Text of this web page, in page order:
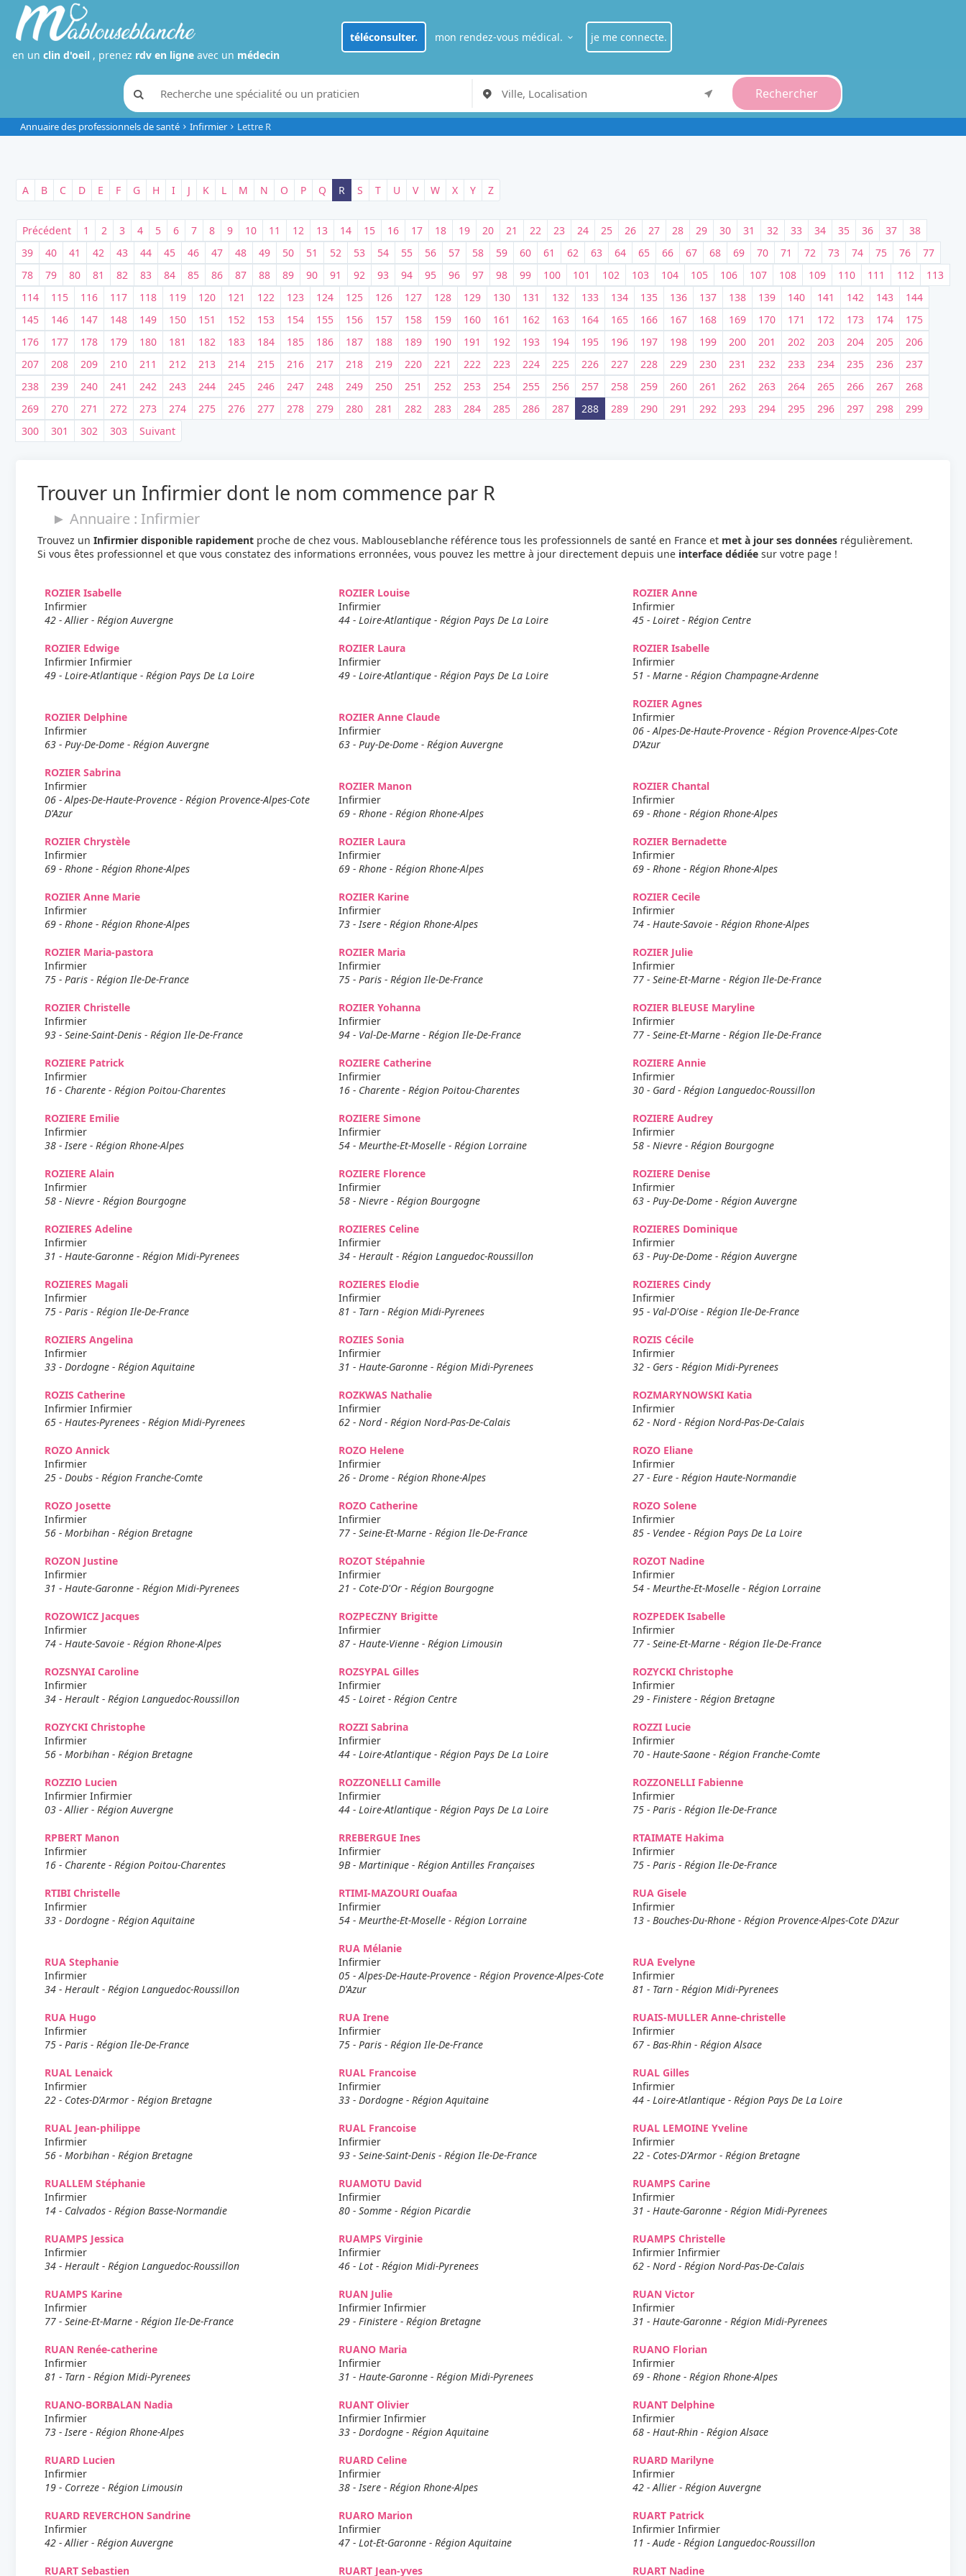
téléconsulter. mon rendez-vous médical. je me connecte.
en un clin d'oeil , prenez rdv en ligneavec un médecin
Rechercher
Annuaire des professionnels de santé Infirmier Lettre R
A B C D E F G H I J K L M N O P Q R S T U V W X Y Z
Précédent 1 2 3 4 5 6 7 8 9 10 11 12 13 14 15 16 17 18 19 20 21 22 23 24 25 26 27 28 29 30 31 32 33 34 35 36 37
38
39
40 41 42 43 44 45 46 47 48 49 50 51 52 53 54 55 56 57 58 59 60 61 62 63 64 65 66 67 68 69 70 71 72 73 74 75 76
77
78
79 80 81 82 83 84 85 86 87 88 89 90 91 92 93 94 95 96 97 98 99 100 101 102 103 104 105 106 107 108 109 110 111 112
113
114
115 116 117 118 119 120 121 122 123 124 125 126 127 128 129 130 131 132 133 134 135 136 137 138 139 140 141 142 143
144
145
146 147 148 149 150 151 152 153 154 155 156 157 158 159 160 161 162 163 164 165 166 167 168 169 170 171 172 173 174
175
176
177 178 179 180 181 182 183 184 185 186 187 188 189 190 191 192 193 194 195 196 197 198 199 200 201 202 203 204 205
206
207
208 209 210 211 212 213 214 215 216 217 218 219 220 221 222 223 224 225 226 227 228 229 230 231 232 233 234 235 236
237
238
239 240 241 242 243 244 245 246 247 248 249 250 251 252 253 254 255 256 257 258 259 260 261 262 263 264 265 266 267
268
269
270 271 272 273 274 275 276 277 278 279 280 281 282 283 284 285 286 287 288 289 290 291 292 293 294 295 296 297 298
299
300
301 302 303 Suivant
Trouver un Infirmier dont le nom commence par R
► Annuaire : Infirmier
Trouvez un Infirmier disponible rapidementproche de chez vous. Mablouseblanche référence tous les professionnels de santé en France et met à jour ses donnéesrégulièrement.
Si vous êtes professionnel et que vous constatez des informations erronnées, vous pouvez les mettre à jour directement depuis une interface dédiéesur votre page !
ROZIER Isabelle
Infirmier
42 - Allier - Région Auvergne
ROZIER Louise
Infirmier
44 - Loire-Atlantique - Région Pays De La Loire
ROZIER Anne
Infirmier
45 - Loiret - Région Centre
ROZIER Edwige
Infirmier Infirmier
49 - Loire-Atlantique - Région Pays De La Loire
ROZIER Laura
Infirmier
49 - Loire-Atlantique - Région Pays De La Loire
ROZIER Isabelle
Infirmier
51 - Marne - Région Champagne-Ardenne
ROZIER Delphine
Infirmier
63 - Puy-De-Dome - Région Auvergne
ROZIER Anne Claude
Infirmier
63 - Puy-De-Dome - Région Auvergne
ROZIER Agnes
Infirmier
06 - Alpes-De-Haute-Provence - Région Provence-Alpes-Cote
D'Azur
ROZIER Sabrina
Infirmier
06 - Alpes-De-Haute-Provence - Région Provence-Alpes-Cote
D'Azur
ROZIER Manon
Infirmier
69 - Rhone - Région Rhone-Alpes
ROZIER Chantal
Infirmier
69 - Rhone - Région Rhone-Alpes
ROZIER Chrystèle
Infirmier
69 - Rhone - Région Rhone-Alpes
ROZIER Laura
Infirmier
69 - Rhone - Région Rhone-Alpes
ROZIER Bernadette
Infirmier
69 - Rhone - Région Rhone-Alpes
ROZIER Anne Marie
Infirmier
69 - Rhone - Région Rhone-Alpes
ROZIER Karine
Infirmier
73 - Isere - Région Rhone-Alpes
ROZIER Cecile
Infirmier
74 - Haute-Savoie - Région Rhone-Alpes
ROZIER Maria-pastora
Infirmier
75 - Paris - Région Ile-De-France
ROZIER Maria
Infirmier
75 - Paris - Région Ile-De-France
ROZIER Julie
Infirmier
77 - Seine-Et-Marne - Région Ile-De-France
ROZIER Christelle
Infirmier
93 - Seine-Saint-Denis - Région Ile-De-France
ROZIER Yohanna
Infirmier
94 - Val-De-Marne - Région Ile-De-France
ROZIER BLEUSE Maryline
Infirmier
77 - Seine-Et-Marne - Région Ile-De-France
ROZIERE Patrick
Infirmier
16 - Charente - Région Poitou-Charentes
ROZIERE Catherine
Infirmier
16 - Charente - Région Poitou-Charentes
ROZIERE Annie
Infirmier
30 - Gard - Région Languedoc-Roussillon
ROZIERE Emilie
Infirmier
38 - Isere - Région Rhone-Alpes
ROZIERE Simone
Infirmier
54 - Meurthe-Et-Moselle - Région Lorraine
ROZIERE Audrey
Infirmier
58 - Nievre - Région Bourgogne
ROZIERE Alain
Infirmier
58 - Nievre - Région Bourgogne
ROZIERE Florence
Infirmier
58 - Nievre - Région Bourgogne
ROZIERE Denise
Infirmier
63 - Puy-De-Dome - Région Auvergne
ROZIERES Adeline
Infirmier
31 - Haute-Garonne - Région Midi-Pyrenees
ROZIERES Celine
Infirmier
34 - Herault - Région Languedoc-Roussillon
ROZIERES Dominique
Infirmier
63 - Puy-De-Dome - Région Auvergne
ROZIERES Magali
Infirmier
75 - Paris - Région Ile-De-France
ROZIERES Elodie
Infirmier
81 - Tarn - Région Midi-Pyrenees
ROZIERES Cindy
Infirmier
95 - Val-D'Oise - Région Ile-De-France
ROZIERS Angelina
Infirmier
33 - Dordogne - Région Aquitaine
ROZIES Sonia
Infirmier
31 - Haute-Garonne - Région Midi-Pyrenees
ROZIS Cécile
Infirmier
32 - Gers - Région Midi-Pyrenees
ROZIS Catherine
Infirmier Infirmier
65 - Hautes-Pyrenees - Région Midi-Pyrenees
ROZKWAS Nathalie
Infirmier
62 - Nord - Région Nord-Pas-De-Calais
ROZMARYNOWSKI Katia
Infirmier
62 - Nord - Région Nord-Pas-De-Calais
ROZO Annick
Infirmier
25 - Doubs - Région Franche-Comte
ROZO Helene
Infirmier
26 - Drome - Région Rhone-Alpes
ROZO Eliane
Infirmier
27 - Eure - Région Haute-Normandie
ROZO Josette
Infirmier
56 - Morbihan - Région Bretagne
ROZO Catherine
Infirmier
77 - Seine-Et-Marne - Région Ile-De-France
ROZO Solene
Infirmier
85 - Vendee - Région Pays De La Loire
ROZON Justine
Infirmier
31 - Haute-Garonne - Région Midi-Pyrenees
ROZOT Stépahnie
Infirmier
21 - Cote-D'Or - Région Bourgogne
ROZOT Nadine
Infirmier
54 - Meurthe-Et-Moselle - Région Lorraine
ROZOWICZ Jacques
Infirmier
74 - Haute-Savoie - Région Rhone-Alpes
ROZPECZNY Brigitte
Infirmier
87 - Haute-Vienne - Région Limousin
ROZPEDEK Isabelle
Infirmier
77 - Seine-Et-Marne - Région Ile-De-France
ROZSNYAI Caroline
Infirmier
34 - Herault - Région Languedoc-Roussillon
ROZSYPAL Gilles
Infirmier
45 - Loiret - Région Centre
ROZYCKI Christophe
Infirmier
29 - Finistere - Région Bretagne
ROZYCKI Christophe
Infirmier
56 - Morbihan - Région Bretagne
ROZZI Sabrina
Infirmier
44 - Loire-Atlantique - Région Pays De La Loire
ROZZI Lucie
Infirmier
70 - Haute-Saone - Région Franche-Comte
ROZZIO Lucien
Infirmier Infirmier
03 - Allier - Région Auvergne
ROZZONELLI Camille
Infirmier
44 - Loire-Atlantique - Région Pays De La Loire
ROZZONELLI Fabienne
Infirmier
75 - Paris - Région Ile-De-France
RPBERT Manon
Infirmier
16 - Charente - Région Poitou-Charentes
RREBERGUE Ines
Infirmier
9B - Martinique - Région Antilles Françaises
RTAIMATE Hakima
Infirmier
75 - Paris - Région Ile-De-France
RTIBI Christelle
Infirmier
33 - Dordogne - Région Aquitaine
RTIMI-MAZOURI Ouafaa
Infirmier
54 - Meurthe-Et-Moselle - Région Lorraine
RUA Gisele
Infirmier
13 - Bouches-Du-Rhone - Région Provence-Alpes-Cote D'Azur
RUA Stephanie
Infirmier
34 - Herault - Région Languedoc-Roussillon
RUA Mélanie
Infirmier
05 - Alpes-De-Haute-Provence - Région Provence-Alpes-Cote
D'Azur
RUA Evelyne
Infirmier
81 - Tarn - Région Midi-Pyrenees
RUA Hugo
Infirmier
75 - Paris - Région Ile-De-France
RUA Irene
Infirmier
75 - Paris - Région Ile-De-France
RUAIS-MULLER Anne-christelle
Infirmier
67 - Bas-Rhin - Région Alsace
RUAL Lenaick
Infirmier
22 - Cotes-D'Armor - Région Bretagne
RUAL Francoise
Infirmier
33 - Dordogne - Région Aquitaine
RUAL Gilles
Infirmier
44 - Loire-Atlantique - Région Pays De La Loire
RUAL Jean-philippe
Infirmier
56 - Morbihan - Région Bretagne
RUAL Francoise
Infirmier
93 - Seine-Saint-Denis - Région Ile-De-France
RUAL LEMOINE Yveline
Infirmier
22 - Cotes-D'Armor - Région Bretagne
RUALLEM Stéphanie
Infirmier
14 - Calvados - Région Basse-Normandie
RUAMOTU David
Infirmier
80 - Somme - Région Picardie
RUAMPS Carine
Infirmier
31 - Haute-Garonne - Région Midi-Pyrenees
RUAMPS Jessica
Infirmier
34 - Herault - Région Languedoc-Roussillon
RUAMPS Virginie
Infirmier
46 - Lot - Région Midi-Pyrenees
RUAMPS Christelle
Infirmier Infirmier
62 - Nord - Région Nord-Pas-De-Calais
RUAMPS Karine
Infirmier
77 - Seine-Et-Marne - Région Ile-De-France
RUAN Julie
Infirmier Infirmier
29 - Finistere - Région Bretagne
RUAN Victor
Infirmier
31 - Haute-Garonne - Région Midi-Pyrenees
RUAN Renée-catherine
Infirmier
81 - Tarn - Région Midi-Pyrenees
RUANO Maria
Infirmier
31 - Haute-Garonne - Région Midi-Pyrenees
RUANO Florian
Infirmier
69 - Rhone - Région Rhone-Alpes
RUANO-BORBALAN Nadia
Infirmier
73 - Isere - Région Rhone-Alpes
RUANT Olivier
Infirmier Infirmier
33 - Dordogne - Région Aquitaine
RUANT Delphine
Infirmier
68 - Haut-Rhin - Région Alsace
RUARD Lucien
Infirmier
19 - Correze - Région Limousin
RUARD Celine
Infirmier
38 - Isere - Région Rhone-Alpes
RUARD Marilyne
Infirmier
42 - Allier - Région Auvergne
RUARD REVERCHON Sandrine
Infirmier
42 - Allier - Région Auvergne
RUARO Marion
Infirmier
47 - Lot-Et-Garonne - Région Aquitaine
RUART Patrick
Infirmier Infirmier
11 - Aude - Région Languedoc-Roussillon
RUART Sebastien RUART Jean-yves RUART Nadine